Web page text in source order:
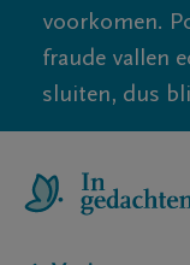
voorkomen.
fraude vallen
sluiten, dus